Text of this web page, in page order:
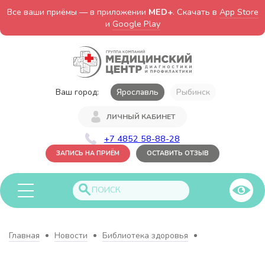
Все ваши приёмы — в приложении MED+. Скачать в App Store
и Google Play
Ваш город: Ярославль Рыбинск
ЛИЧНЫЙ КАБИНЕТ
+7 4852 58-88-28
ЗАПИСЬ НА ПРИЁМ ОСТАВИТЬ ОТЗЫВ
Главная Новости Библиотека здоровья